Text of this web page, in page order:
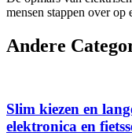
mensen stappen over op
Andere
Slim kiezen en
elektronica en